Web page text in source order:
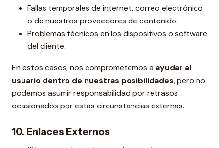
Fallas temporales de internet, correo electrónico
o de nuestros proveedores de contenido.
Problemas técnicos en los dispositivos o software
del cliente.
En estos casos, nos comprometemos a ayudar al
usuario dentro de nuestras posibilidades, pero no
podemos asumir responsabilidad por retrasos
ocasionados por estas circunstancias externas.
10. Enlaces Externos